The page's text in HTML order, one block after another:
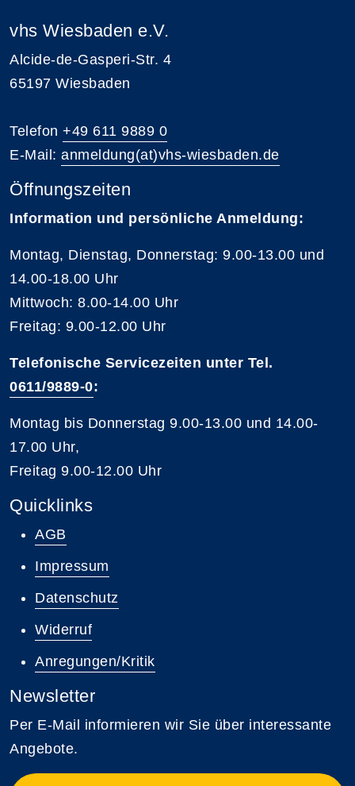
vhs Wiesbaden e.V.
Alcide-de-Gasperi-Str. 4
65197 Wiesbaden
Telefon +49 611 9889 0
E-Mail: anmeldung(at)vhs-wiesbaden.de
Öffnungszeiten
Information und persönliche Anmeldung:
Montag, Dienstag, Donnerstag: 9.00-13.00 und
14.00-18.00 Uhr
Mittwoch: 8.00-14.00 Uhr
Freitag: 9.00-12.00 Uhr
Telefonische Servicezeiten unter Tel.
0611/9889-0:
Montag bis Donnerstag 9.00-13.00 und 14.00-
17.00 Uhr,
Freitag 9.00-12.00 Uhr
Quicklinks
AGB
Impressum
Datenschutz
Widerruf
Anregungen/Kritik
Newsletter
Per E-Mail informieren wir Sie über interessante
Angebote.